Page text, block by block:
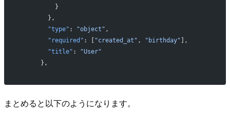
          }
        },
        "type"
: "object" ,
        "required"
: [ "created_at" , "birthday" ],
        "title"
:
"User"
      },
まとめると以下のようになります。